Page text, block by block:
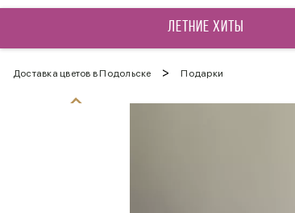
ЛЕТНИЕ ХИТЫ
Доставка цветов в Подольске > Подарки